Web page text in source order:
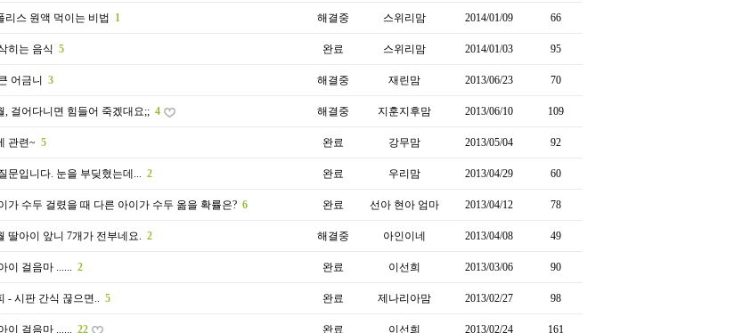
리스 원액 먹이는 비법 1 해결중 스위리맘 2014/01/09 66
히는 음식 5 완료 스위리맘 2014/01/03 95
어금니 3 해결중 재린맘 2013/06/23 70
, 걸어다니면 힘들어 죽겠대요;; 4 해결중 지훈지후맘 2013/06/10 109
관련~ 5 완료 강무맘 2013/05/04 92
문입니다. 눈을 부딪혔는데... 2 완료 우리맘 2013/04/29 60
가 수두 걸렸을 때 다른 아이가 수두 옮을 확률은? 6 완료 선아 현아 엄마 2013/04/12 78
딸아이 앞니 7개가 전부네요. 2 해결중 아인이네 2013/04/08 49
이 걸음마 ...... 2 완료 이선희 2013/03/06 90
- 시판 간식 끊으면.. 5 완료 제나리아맘 2013/02/27 98
이 걸음마 ...... 22 완료 이선희 2013/02/24 161